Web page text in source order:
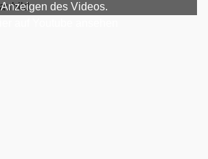
Anzeigen des Videos.